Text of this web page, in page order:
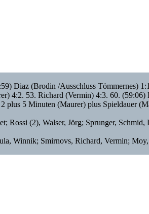
Diaz (Brodin /Ausschluss Tömmernes)
4:2. 53. Richard (Vermin) 4:3. 60. (59:06)
plus 5 Minuten (Maurer) plus Spieldauer
Rossi (2), Walser, Jörg; Sprunger,
Winnik; Smirnovs, Richard, Vermin;